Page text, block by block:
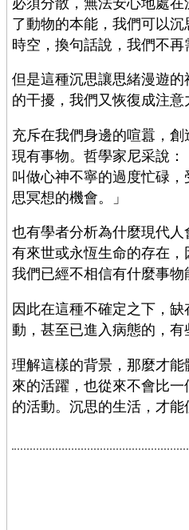
了動物的本能，我們可以
時空，換句話說，我們不
但是這種沉思讓思緒漫遊
的干擾，我們又恢復成注
充斥在我們身邊的喧囂，
現有事物。哲學家尼采說
叫做心神不寧的過度忙碌
思冥想的機會。」
也有學者分析為什麼現代
有來世或永恆生命的存在
我們已經不相信有什麼事
因此在這種不確定之下，
動，甚至已進入病態的，
理解這樣的背景，那麼才
來的活躍，也從來不會比
的活動。沉思的生活，才